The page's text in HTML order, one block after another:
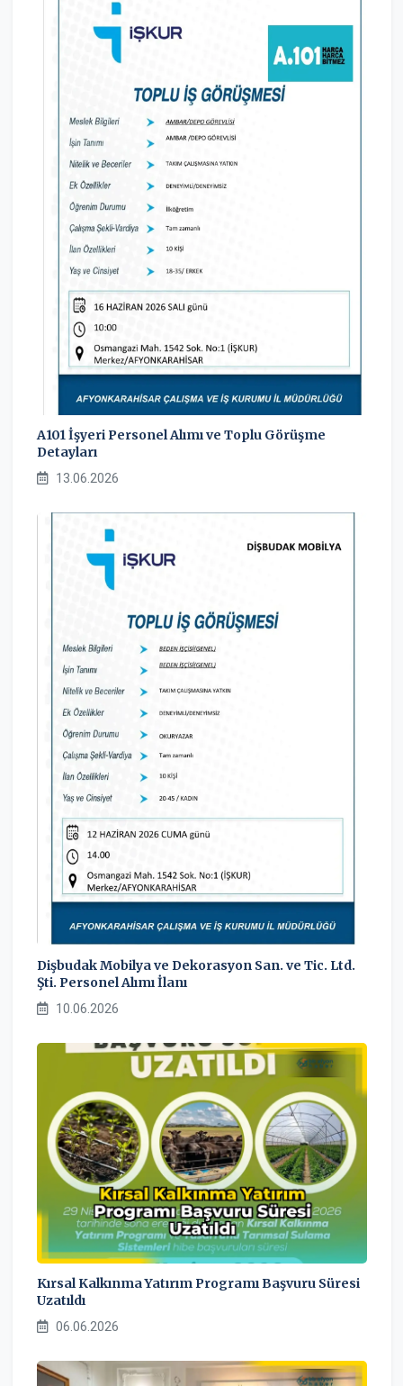
A101 İşyeri Personel Alımı ve Toplu Görüşme
Detayları
13.06.2026
Dişbudak Mobilya ve Dekorasyon San. ve Tic. Ltd.
Şti. Personel Alımı İlanı
10.06.2026
Kırsal Kalkınma Yatırım Programı Başvuru Süresi
Uzatıldı
06.06.2026